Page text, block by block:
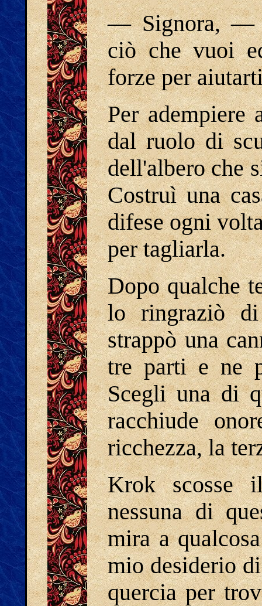
― Signora, ―
ciò che vuoi
forze per
Per
dal ruolo di
dell'albero che
Costruì una
difese ogni
per tagliarla.
Dopo qualche
lo ringraziò
strappò una
tre parti e ne
Scegli una di
racchiude
ricchezza, la
Krok scosse
nessuna di
mira a
mio desiderio
quercia per